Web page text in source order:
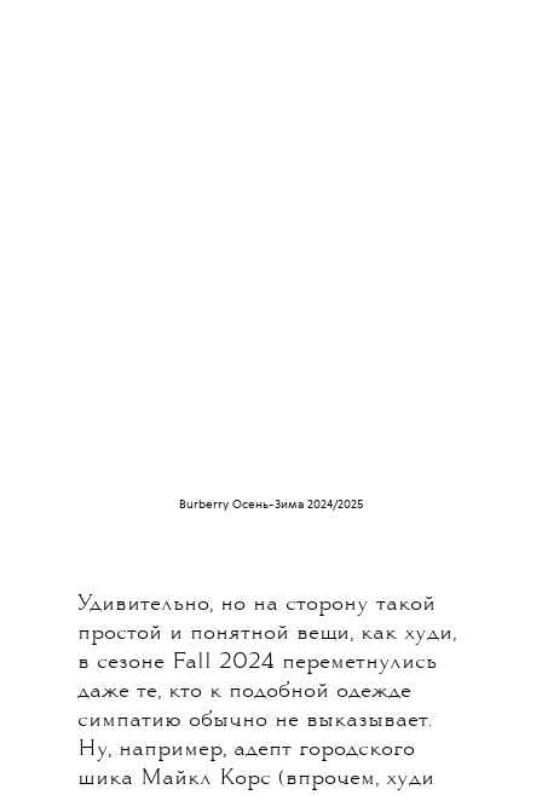
Burberry Осень-Зима 2024/2025
Удивительно, но на сторону такой
простой и понятной вещи, как худи,
в сезоне Fall 2024 переметнулись
даже те, кто к подобной одежде
симпатию обычно не выказывает.
Ну, например, адепт городского
шика Майкл Корс (впрочем, худи